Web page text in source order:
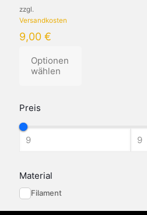
Preis
Material
Filament
zzgl.
Versandkosten
9,00 €
Optionen
wählen